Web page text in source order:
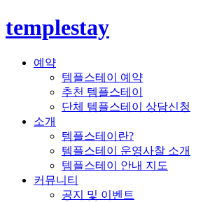
templestay
예약
템플스테이 예약
추천 템플스테이
단체 템플스테이 상담신청
소개
템플스테이란?
템플스테이 운영사찰 소개
템플스테이 안내 지도
커뮤니티
공지 및 이벤트